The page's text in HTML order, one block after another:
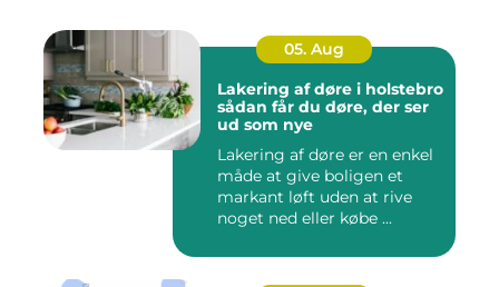
05. Aug
Lakering af døre i holstebro
sådan får du døre, der ser
ud som nye
Lakering af døre er en enkel
måde at give boligen et
markant løft uden at rive
noget ned eller købe ...